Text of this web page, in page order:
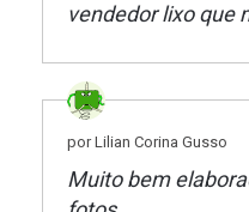
vendedor lixo que
por Lilian Corina Gusso
Muito bem